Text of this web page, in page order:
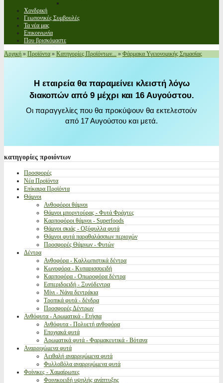
Χονδρική
Γεωπονικές Συμβουλές
Τα νέα μας
Επικοινωνία
Που βρισκόμαστε
Αρχική » Προϊόντα » Κατηγορίες Προϊόντων... » Φάρμακα Υγειονομικής Σημασίας
Η εταιρεία θα παραμείνει κλειστή λόγω
διακοπών από 9 μέχρι και 16 Αυγούστου.
Οι παραγγελίες που θα προκύψουν θα εκτελεστούν
από 17 Αυγούστου και μετά.
κατηγορίες προιόντων
Προσφορές
Νέα Προϊόντα
Επίκαιρα Προϊόντα
Θάμνοι
Ανθοφόροι θάμνοι
Θάμνοι μπορντούρας - Φυτά Φράχτες
Καρποφόροι θάμνοι - Superfoods
Θάμνοι σκιάς - Οξύφυλλα φυτά
Θάμνοι φυτά παραθαλάσσιων περιοχών
Προσφορές Θάμνων - Φυτών
Δέντρα
Ανθοφόρα - Καλλωπιστικά δέντρα
Κωνοφόρα - Κυπαρισσοειδή
Καρποφόρα - Οπωροφόρα δέντρα
Εσπεριδοειδή - Ξυνόδεντρα
Μίνι - Νάνα δεντράκια
Τροπικά φυτά - δένδρα
Προσφορές Δέντρων
Ανθόφυτα - Αρωματικά - Ετήσια
Ανθόφυτα - Πολυετή ανθοφόρα
Εποχιακά φυτά
Αρωματικά φυτά - Φαρμακευτικά - Βότανα
Αναρριχώμενα φυτά
Αειθαλή αναρριχώμενα φυτά
Φυλλοβόλα αναρριχώμενα φυτά
Φοίνικες - Χαμαίρωπες
Φοινικοειδή υψηλής ανάπτυξης